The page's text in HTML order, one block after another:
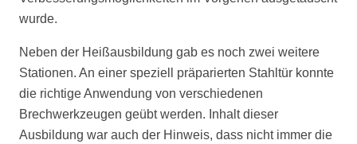
wurde.
Neben der Heißausbildung gab es noch zwei weitere
Stationen. An einer speziell präparierten Stahltür konnte
die richtige Anwendung von verschiedenen
Brechwerkzeugen geübt werden. Inhalt dieser
Ausbildung war auch der Hinweis, dass nicht immer die